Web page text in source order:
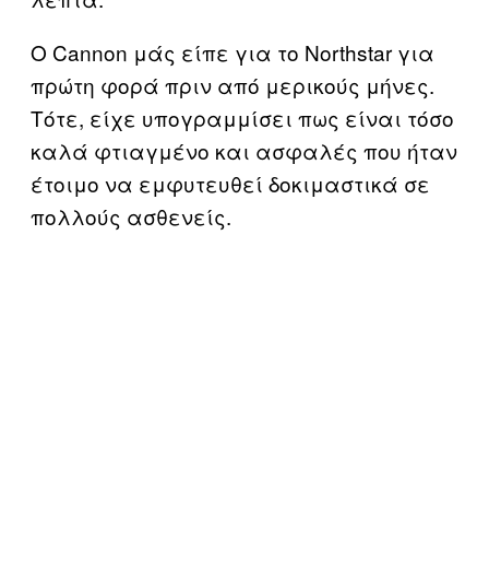
Ο Cannon μάς είπε για το Northstar για
πρώτη φορά πριν από μερικούς μήνες.
Τότε, είχε υπογραμμίσει πως είναι τόσο
καλά φτιαγμένο και ασφαλές που ήταν
έτοιμο να εμφυτευθεί δοκιμαστικά σε
πολλούς ασθενείς.